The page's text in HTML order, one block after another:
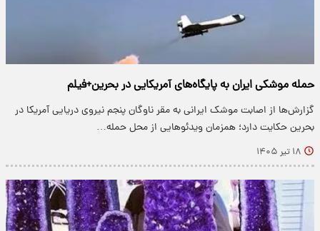
حمله موشکی ایران به پایگاه‌های آمریکایی در بحرین+فیلم
گزارش‌ها از اصابت موشک ایرانی به مقر ناوگان پنجم نیروی دریایی آمریکا در
بحرین حکایت دارد؛ همزمان ویدئوهایی از محل حمله…
۱۸ تیر ۱۴۰۵